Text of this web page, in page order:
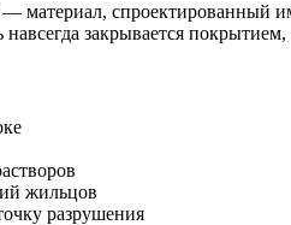
спроектированный
закрывается покрытием,
жильцов
разрушения